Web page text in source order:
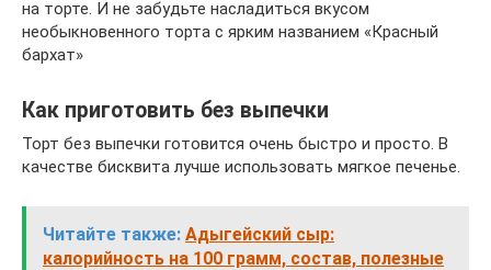
на торте. И не забудьте насладиться вкусом
необыкновенного торта с ярким названием «Красный
бархат»
Как приготовить без выпечки
Торт без выпечки готовится очень быстро и просто. В
качестве бисквита лучше использовать мягкое печенье.
Читайте также: Адыгейский сыр:
калорийность на 100 грамм, состав, полезные